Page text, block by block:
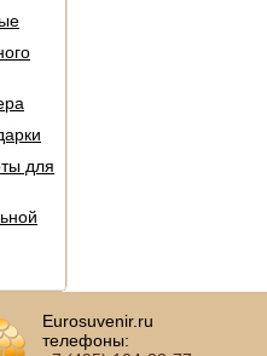
для
Eurosuvenir.ru
телефоны: